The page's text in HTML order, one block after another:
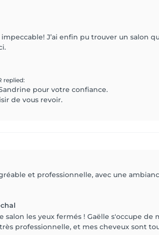
J’ai enfin pu trouver un salon
replied:
pour votre confiance.
et professionnelle, avec une
salon les yeux fermés ! Gaëlle s'occupe
professionnelle, et mes cheveux sont